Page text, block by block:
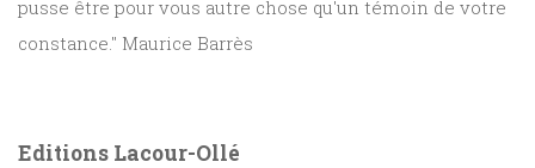
pusse être pour vous autre chose qu'un témoin de votre
constance." Maurice Barrès
Editions Lacour-Ollé